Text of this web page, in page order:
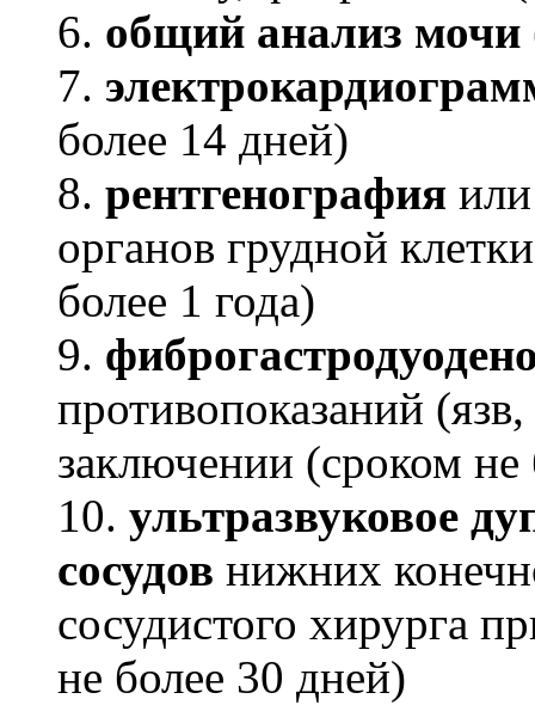
6. общий анализ мочи
7.
более 14 дней)
8. рентгенография
органов грудной
более 1 года)
9.
противопоказаний
заключении (сроком не
10. ультразвуковое
сосудов нижних
сосудистого хирурга
не более 30 дней)